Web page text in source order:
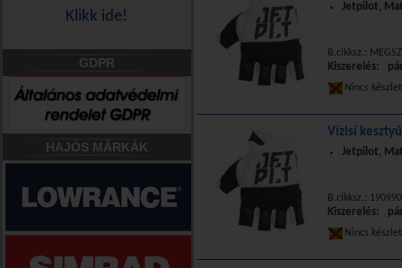
Klikk ide!
GDPR
HAJÓS MÁRKÁK
Jetpilot,
B.cikksz.:
Kiszerelés:
Nincs
Vízisí
Jetpilot,
B.cikksz.:
Kiszerelés:
Nincs